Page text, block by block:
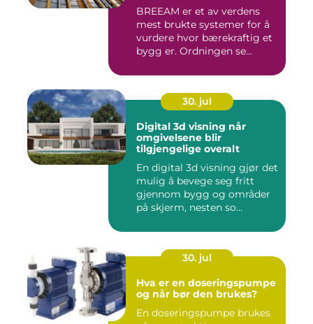
BREEAM er et av verdens
mest brukte systemer for å
vurdere hvor bærekraftig et
bygg er. Ordningen se...
30. jul
Digital 3d visning når
omgivelsene blir
tilgjengelige overalt
En digital 3d visning gjør det
mulig å bevege seg fritt
gjennom bygg og områder
på skjerm, nesten so...
30. jul
Hva er en doseringspumpe
og når bør den brukes?
En doseringspumpe brukes